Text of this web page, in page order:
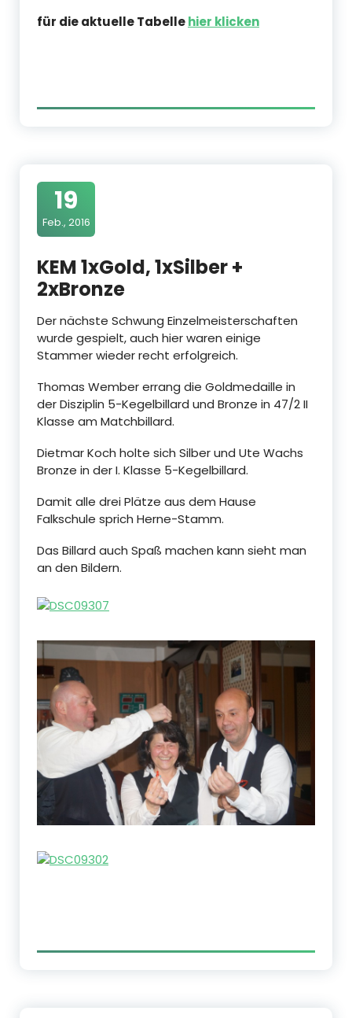
für die aktuelle Tabellehier klicken
19
Feb., 2016
KEM 1xGold, 1xSilber +
2xBronze
Der nächste Schwung Einzelmeisterschaften
wurde gespielt, auch hier waren einige
Stammer wieder recht erfolgreich.
Thomas Wember errang die Goldmedaille in
der Disziplin 5-Kegelbillard und Bronze in 47/2 II
Klasse am Matchbillard.
Dietmar Koch holte sich Silber und Ute Wachs
Bronze in der I. Klasse 5-Kegelbillard.
Damit alle drei Plätze aus dem Hause
Falkschule sprich Herne-Stamm.
Das Billard auch Spaß machen kann sieht man
an den Bildern.